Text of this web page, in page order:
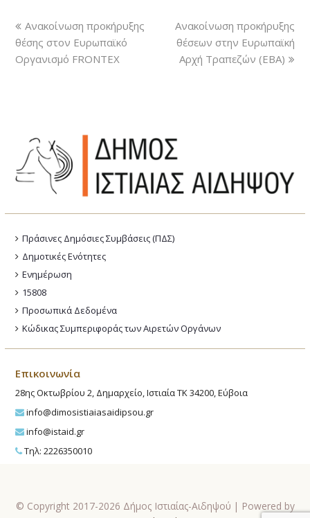
Ανακοίνωση προκήρυξης
θέσης στoν Ευρωπαϊκό
Οργανισμό FRONTEX
Ανακοίνωση προκήρυξης
θέσεων στην Ευρωπαϊκή
Αρχή Τραπεζών (EBA)
Πράσινες Δημόσιες Συμβάσεις (ΠΔΣ)
Δημοτικές Ενότητες
Ενημέρωση
15808
Προσωπικά Δεδομένα
Κώδικας Συμπεριφοράς των Αιρετών Οργάνων
Επικοινωνία
28ης Οκτωβρίου 2, Δημαρχείο, Ιστιαία ΤΚ 34200, Εύβοια
info@dimosistiaiasaidipsou.gr
info@istaid.gr
Τηλ: 2226350010
© Copyright 2017-2026 Δήμος Ιστιαίας-Αιδηψού | Powered by